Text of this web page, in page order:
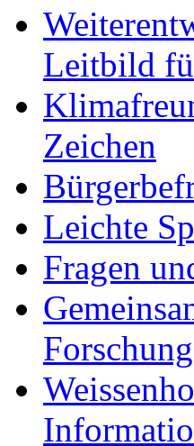
Leitbild
Zeichen
Leichte
Fragen